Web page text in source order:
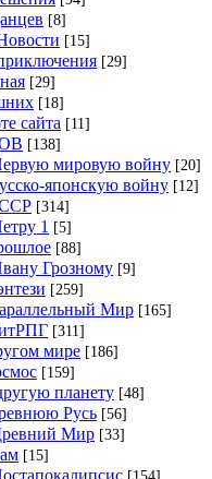
[8]
[15]
[29]
[29]
[18]
сайта [11]
[138]
мировую войну [20]
японскую войну [12]
[314]
1 [5]
[88]
Грозному [9]
[259]
Мир [165]
[311]
мире [186]
[159]
планету [48]
Русь [56]
Мир [33]
[15]
[154]